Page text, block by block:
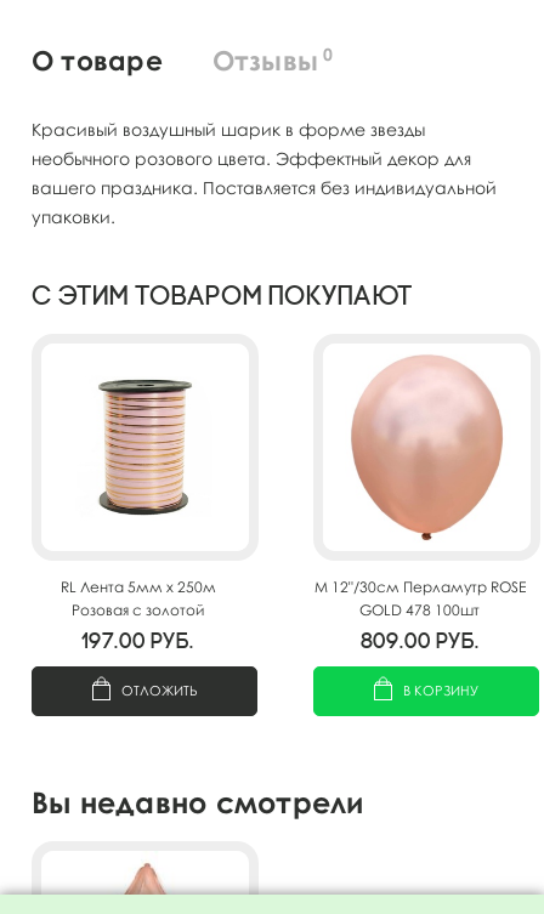
О товаре Отзывы 0
Красивый воздушный шарик в форме звезды
необычного розового цвета. Эффектный декор для
вашего праздника. Поставляется без индивидуальной
упаковки.
С этим товаром покупают
RL Лента 5мм x 250м
Розовая с золотой
полосой(Москва) А0547
197.00 руб.
ОТЛОЖИТЬ
M 12"/30см Перламутр ROSE
GOLD 478 100шт
809.00 руб.
В КОРЗИНУ
Вы недавно смотрели